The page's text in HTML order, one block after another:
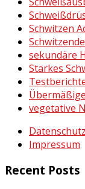
Schwitzen
sekundäre
Starkes
vegetative
Datenschutz
Impressum
Recent Posts